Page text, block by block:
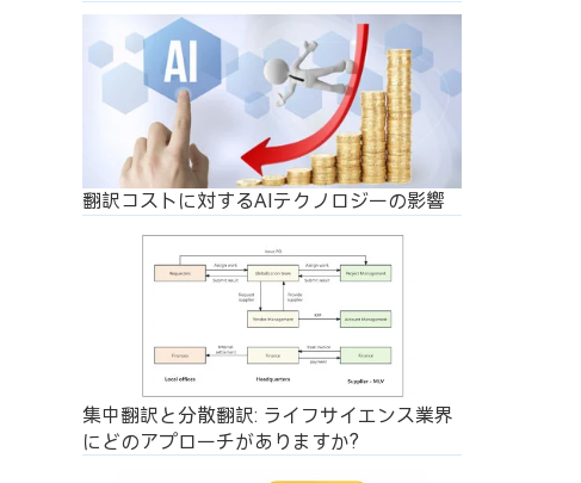
翻訳コストに対するAIテクノロジーの影響
集中翻訳と分散翻訳: ライフサイエンス業界
にどのアプローチがありますか?